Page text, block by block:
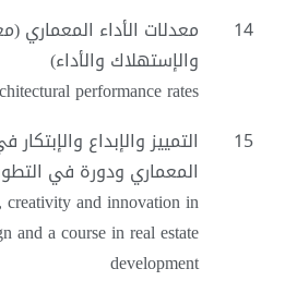
14
معدلات الأداء المعماري
والإستهلاك والأداء)
performance rates
15
التمييز والإبداع
المعماري ودورة في
and innovation in
and a course in real estate
development